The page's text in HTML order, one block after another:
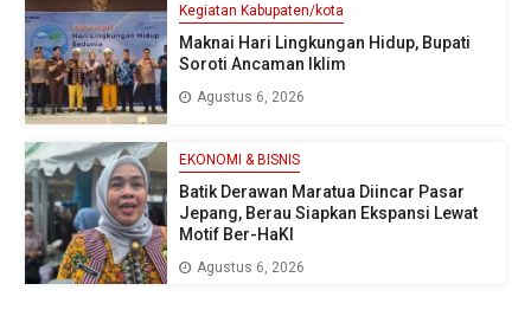
Kegiatan Kabupaten/kota
Maknai Hari Lingkungan Hidup, Bupati
Soroti Ancaman Iklim
Agustus 6, 2026
EKONOMI & BISNIS
Batik Derawan Maratua Diincar Pasar
Jepang, Berau Siapkan Ekspansi Lewat
Motif Ber-HaKI
Agustus 6, 2026